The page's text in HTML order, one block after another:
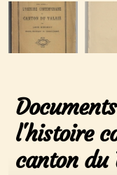
l'histoire
canton du